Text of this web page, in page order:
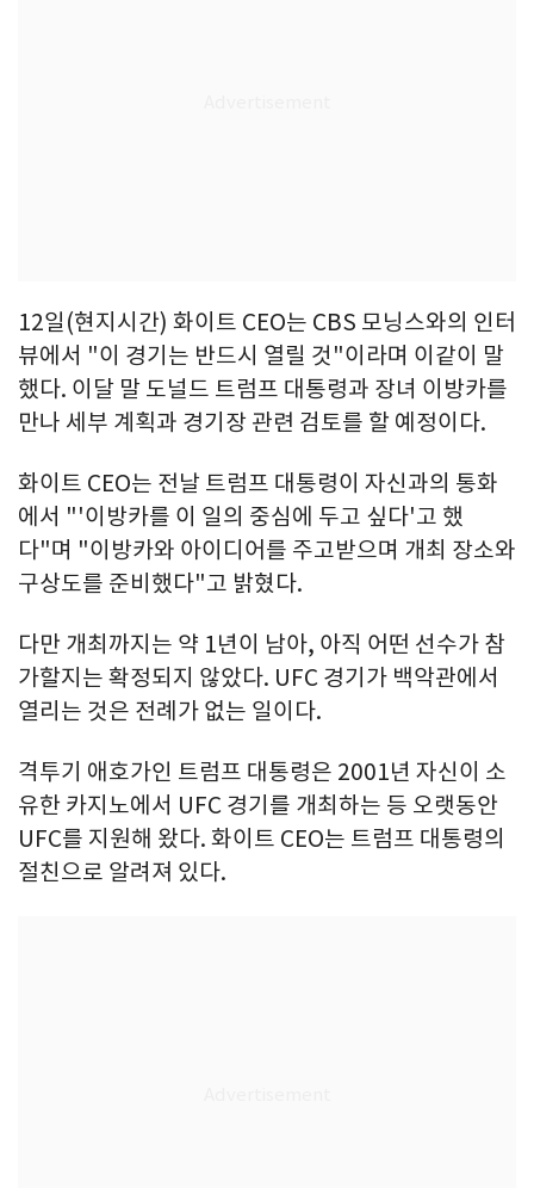
12일(현지시간) 화이트 CEO는 CBS 모닝스와의 인터
뷰에서 "이 경기는 반드시 열릴 것"이라며 이같이 말
했다. 이달 말 도널드 트럼프 대통령과 장녀 이방카를
만나 세부 계획과 경기장 관련 검토를 할 예정이다.
화이트 CEO는 전날 트럼프 대통령이 자신과의 통화
에서 "'이방카를 이 일의 중심에 두고 싶다'고 했
다"며 "이방카와 아이디어를 주고받으며 개최 장소와
구상도를 준비했다"고 밝혔다.
다만 개최까지는 약 1년이 남아, 아직 어떤 선수가 참
가할지는 확정되지 않았다. UFC 경기가 백악관에서
열리는 것은 전례가 없는 일이다.
격투기 애호가인 트럼프 대통령은 2001년 자신이 소
유한 카지노에서 UFC 경기를 개최하는 등 오랫동안
UFC를 지원해 왔다. 화이트 CEO는 트럼프 대통령의
절친으로 알려져 있다.